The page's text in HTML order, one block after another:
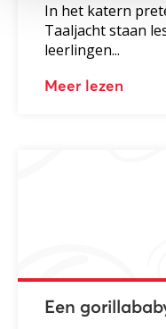
In het katern
Taaljacht staan
leerlingen...
Meer lezen
Een